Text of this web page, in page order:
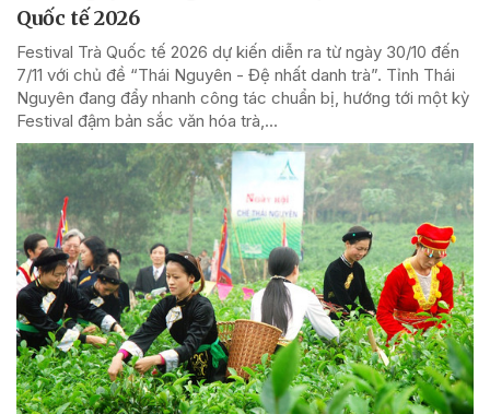
Quốc tế 2026
Festival Trà Quốc tế 2026 dự kiến diễn ra từ ngày 30/10 đến
7/11 với chủ đề “Thái Nguyên - Đệ nhất danh trà”. Tỉnh Thái
Nguyên đang đẩy nhanh công tác chuẩn bị, hướng tới một kỳ
Festival đậm bản sắc văn hóa trà,...